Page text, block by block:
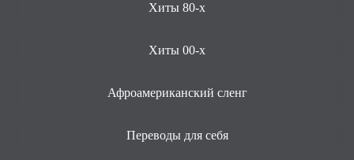
Хиты 80-х
Хиты 00-х
Афроамериканский сленг
Переводы для себя